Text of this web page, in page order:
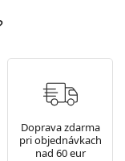
Doprava zdarma
pri objednávkach
nad 60 eur